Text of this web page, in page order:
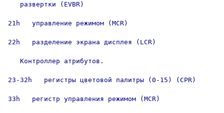
   развертки (EVBR)
21h   управление режимом (MCR)
22h   разделение экрана дисплея (LCR)
   Контроллер атрибутов.
23-32h   регистры цветовой палитры (0-15) (CPR)
33h   регистр управления режимом (MCR)